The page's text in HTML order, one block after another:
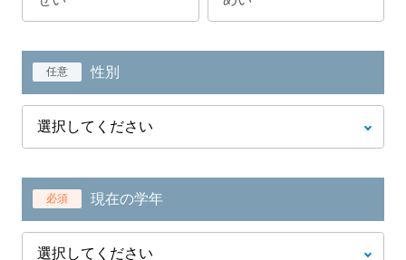
任意 性別
必須 現在の学年